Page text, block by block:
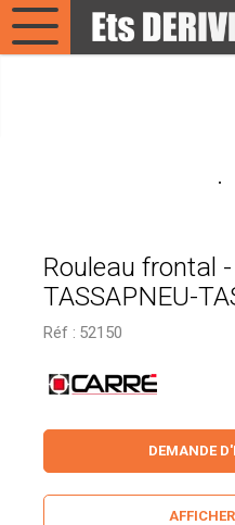
Rouleau frontal
TASSAPNEU-
Réf : 52150
DEMANDE